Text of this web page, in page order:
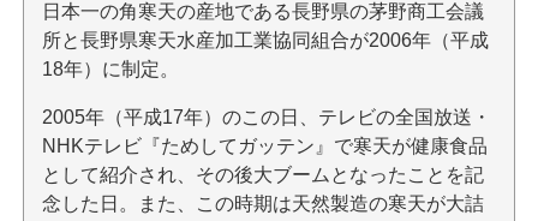
日本一の角寒天の産地である長野県の茅野商工会議
所と長野県寒天水産加工業協同組合が2006年（平成
18年）に制定。
2005年（平成17年）のこの日、テレビの全国放送・
NHKテレビ『ためしてガッテン』で寒天が健康食品
として紹介され、その後大ブームとなったことを記
念した日。また、この時期は天然製造の寒天が大詰